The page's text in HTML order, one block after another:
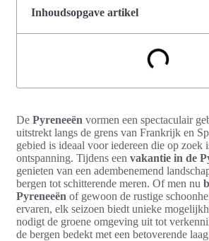
Inhoudsopgave artikel
De Pyreneeën vormen een spectaculair
uitstrekt langs de grens van Frankrijk en
gebied is ideaal voor iedereen die op zoek
ontspanning. Tijdens een vakantie in de
genieten van een adembenemend
bergen tot schitterende meren. Of men nu
Pyreneeën of gewoon de rustige
ervaren, elk seizoen biedt unieke
nodigt de groene omgeving uit tot
de bergen bedekt met een betoverende